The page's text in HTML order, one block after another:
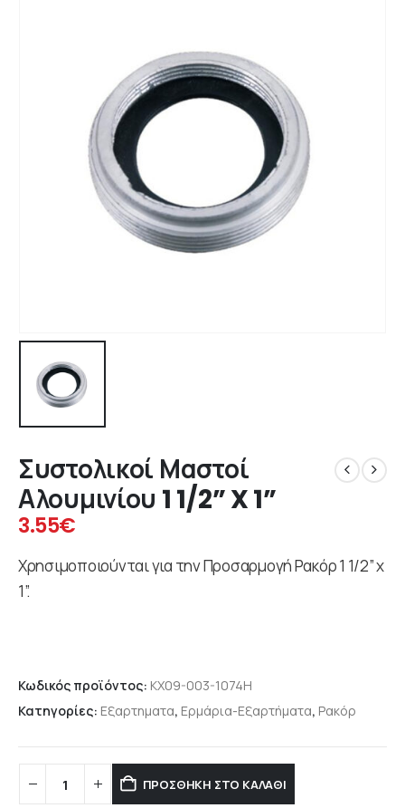
Συστολικοί Μαστοί
Αλουμινίου 1 1/2” X 1”
3.55€
Χρησιμοποιούνται για την Προσαρμογή Ρακόρ 1 1/2” x
1”.
Κωδικός προϊόντος: KX09-003-1074H
Κατηγορίες: Εξαρτηματα, Ερμάρια-Εξαρτήματα, Ρακόρ
ΠΡΟΣΘΉΚΗ ΣΤΟ ΚΑΛΆΘΙ